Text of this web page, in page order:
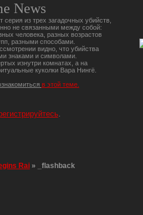
News
из трех загадочных убийств,
не связанными между собой:
человека, разных возрастов
разными способами.
видно, что убийства
знаками и символами.
изнутри комнатах, а на
куколки Вара Нингё.
в этой теме.
.
Rai » _flashback